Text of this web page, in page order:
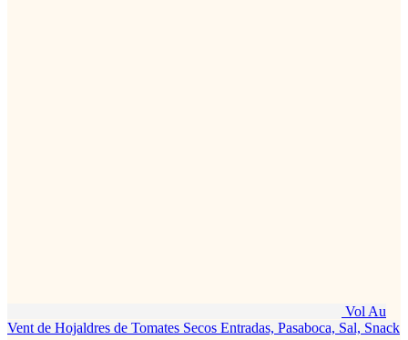
Vol Au
Vent de Hojaldres de Tomates Secos Entradas, Pasaboca, Sal, Snack